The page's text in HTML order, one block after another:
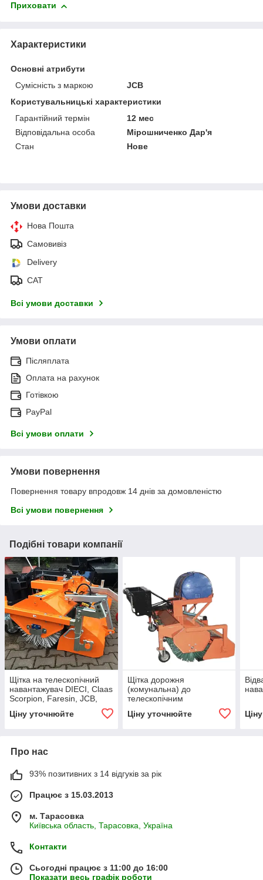
Приховати
Характеристики
Основні атрибути
Сумісність з маркою
JCB
Користувальницькі характеристики
Гарантійний термін
12 мес
Відповідальна особа
Мірошниченко Дар'я
Стан
Нове
Умови доставки
Нова Пошта
Самовивіз
Delivery
САТ
Всі умови доставки
Умови оплати
Післяплата
Оплата на рахунок
Готівкою
PayPal
Всі умови оплати
Умови повернення
Повернення товару впродовж 14 днів за домовленістю
Всі умови повернення
Подібні товари компанії
Щітка на телескопічний
навантажувач DIECI, Claas
Scorpion, Faresin, JCB,
Ціну уточнюйте
Щітка дорожня
(комунальна) до
телескопічним
навантажувачів MANITOU,
JCB, САТ, Bobсat,
Ціну уточнюйте
Про нас
93% позитивних з 14 відгуків за рік
Працює з 15.03.2013
м. Тарасовка
Київська область, Тарасовка, Україна
Контакти
Сьогодні працює з 11:00 до 16:00
Показати весь графік роботи